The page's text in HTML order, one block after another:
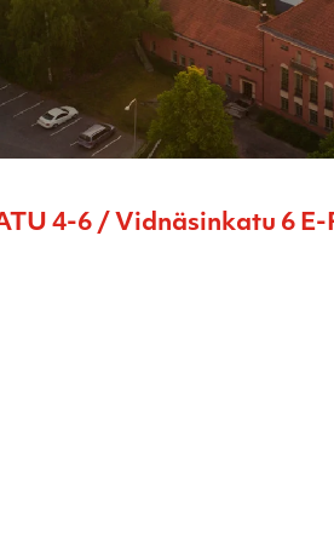
4-6 / Vidnäsinkatu 6 E-